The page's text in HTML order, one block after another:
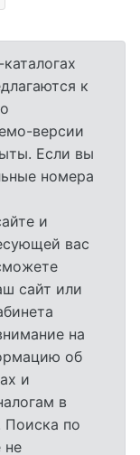
к
версии
Если вы
номера
и
вас
сайт или
на
об
и
в
Поиска по
не